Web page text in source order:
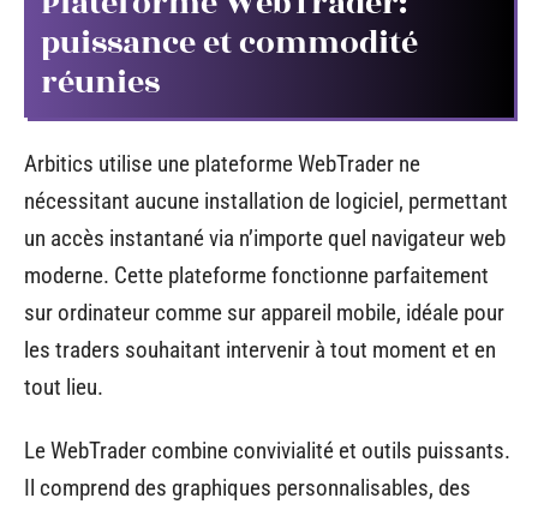
puissance et commodité
réunies
Arbitics utilise une plateforme WebTrader ne
nécessitant aucune installation de logiciel, permettant
un accès instantané via n’importe quel navigateur web
moderne. Cette plateforme fonctionne parfaitement
sur ordinateur comme sur appareil mobile, idéale pour
les traders souhaitant intervenir à tout moment et en
tout lieu.
Le WebTrader combine convivialité et outils puissants.
Il comprend des graphiques personnalisables, des